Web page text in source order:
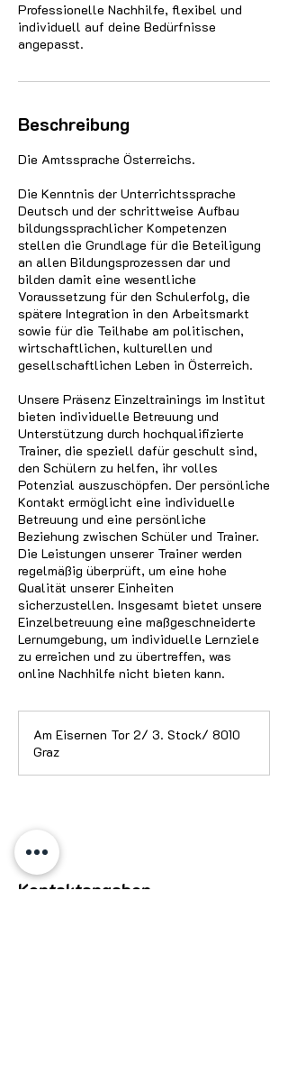
Professionelle Nachhilfe, flexibel und
individuell auf deine Bedürfnisse
angepasst.
Beschreibung
Die Amtssprache Österreichs.
Die Kenntnis der Unterrichtssprache
Deutsch und der schrittweise Aufbau
bildungssprachlicher Kompetenzen
stellen die Grundlage für die Beteiligung
an allen Bildungsprozessen dar und
bilden damit eine wesentliche
Voraussetzung für den Schulerfolg, die
spätere Integration in den Arbeitsmarkt
sowie für die Teilhabe am politischen,
wirtschaftlichen, kulturellen und
gesellschaftlichen Leben in Österreich.
Unsere Präsenz Einzeltrainings im Institut
bieten individuelle Betreuung und
Unterstützung durch hochqualifizierte
Trainer, die speziell dafür geschult sind,
den Schülern zu helfen, ihr volles
Potenzial auszuschöpfen. Der persönliche
Kontakt ermöglicht eine individuelle
Betreuung und eine persönliche
Beziehung zwischen Schüler und Trainer.
Die Leistungen unserer Trainer werden
regelmäßig überprüft, um eine hohe
Qualität unserer Einheiten
sicherzustellen. Insgesamt bietet unsere
Einzelbetreuung eine maßgeschneiderte
Lernumgebung, um individuelle Lernziele
zu erreichen und zu übertreffen, was
online Nachhilfe nicht bieten kann.
Am Eisernen Tor 2/ 3. Stock/ 8010
Graz
Kontaktangaben